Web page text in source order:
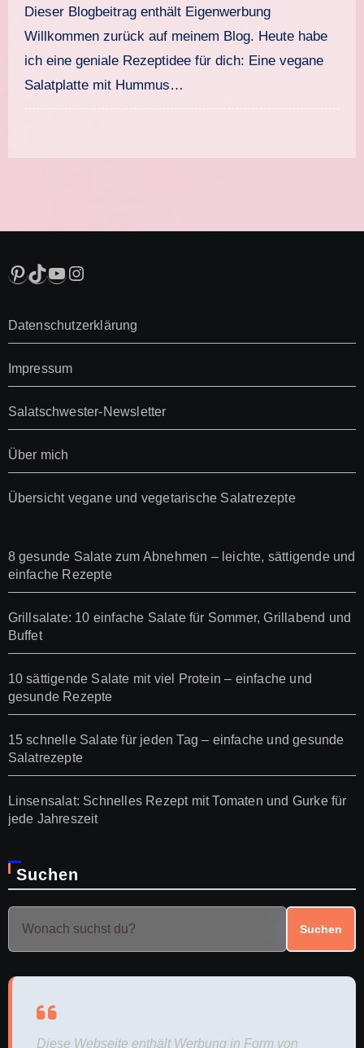
Dieser Blogbeitrag enthält Eigenwerbung
Willkommen zurück auf meinem Blog. Heute habe
ich eine geniale Rezeptidee für dich: Eine vegane
Salatplatte mit Hummus…
Pinterest
TikTok
YouTube
Instagram
Datenschutzerklärung
Impressum
Salatschwester-Newsletter
Über mich
Übersicht vegane und vegetarische Salatrezepte
8 gesunde Salate zum Abnehmen – leichte, sättigende und
einfache Rezepte
Grillsalate: 10 einfache Salate für Sommer, Grillabend und
Buffet
10 sättigende Salate mit viel Protein – einfache und
gesunde Rezepte
15 schnelle Salate für jeden Tag – einfache und gesunde
Salatrezepte
Linsensalat: Schnelles Rezept mit Tomaten und Gurke für
jede Jahreszeit
Suchen
Suchen
Diese Webseite enthält Werbung in Form von